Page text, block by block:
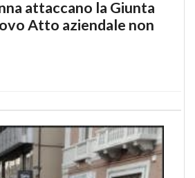
attaccano la Giunta
Atto aziendale non